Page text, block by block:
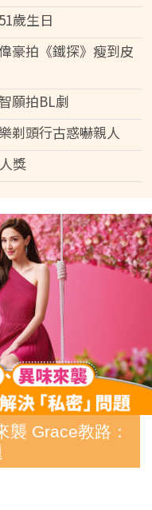
歲生日
豪拍《鐵探》瘦到皮
願拍BL劇
剃頭行古惑嚇親人
獎
襲 Grace教路：